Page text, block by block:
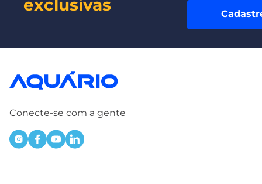
exclusivas
Conecte-se com a gente